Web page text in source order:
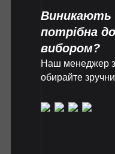
Виникають
потрібна
вибором?
Наш менеджер
обирайте